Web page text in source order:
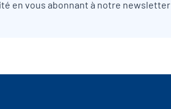
en vous abonnant à notre newsletter